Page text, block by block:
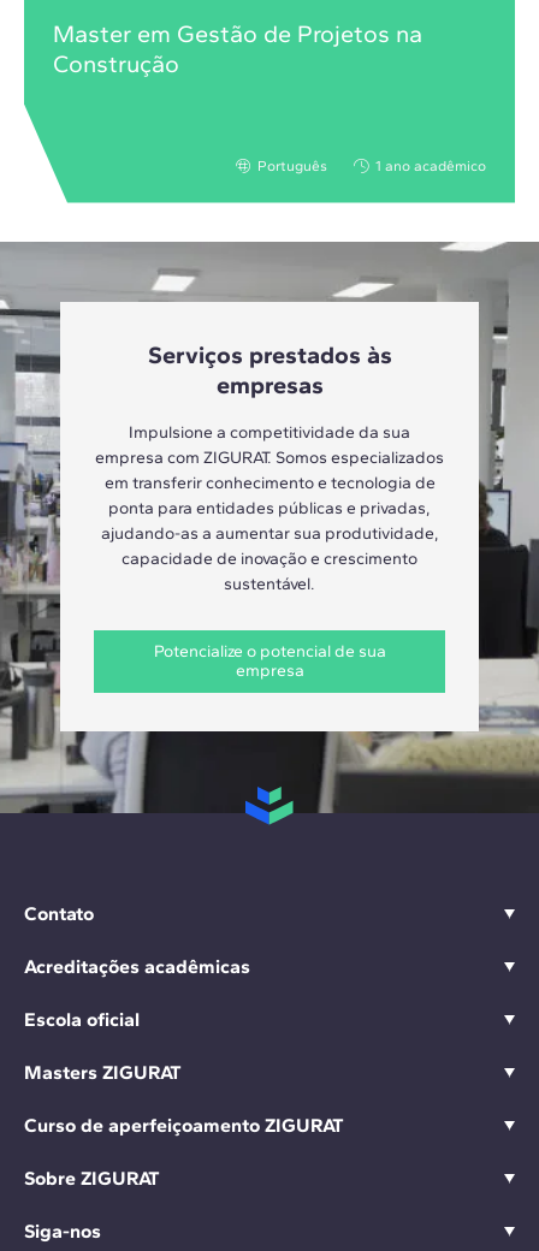
Master em Gestão de Projetos na
Construção
Português 1 ano acadêmico
Serviços prestados às
empresas
Impulsione a competitividade da sua
empresa com ZIGURAT. Somos especializados
em transferir conhecimento e tecnologia de
ponta para entidades públicas e privadas,
ajudando-as a aumentar sua produtividade,
capacidade de inovação e crescimento
sustentável.
Potencialize o potencial de sua
empresa
Contato
Acreditações acadêmicas
Escola oficial
Masters ZIGURAT
Curso de aperfeiçoamento ZIGURAT
Sobre ZIGURAT
Siga-nos